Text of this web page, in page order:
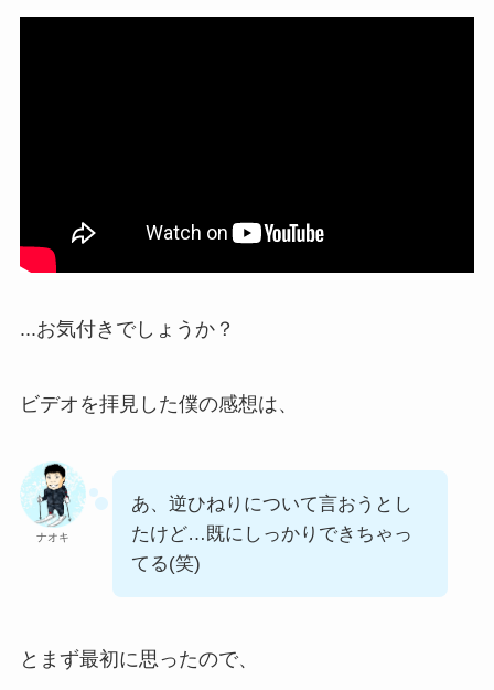
...お気付きでしょうか？
ビデオを拝見した僕の感想は、
ナオキ
あ、逆ひねりについて言おうとし
たけど…既にしっかりできちゃっ
てる(笑)
とまず最初に思ったので、